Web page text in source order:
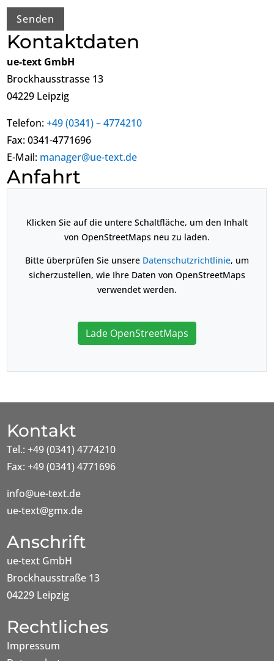
Kontaktdaten
ue-text GmbH
Brockhausstrasse 13
04229 Leipzig
Telefon:+49 (0341) – 4774210
Fax: 0341-4771696
E-Mail: manager@ue-text.de
Anfahrt
Klicken Sie auf die untere Schaltfläche, um den Inhalt
von OpenStreetMaps neu zu laden.
Bitte überprüfen Sie unsere Datenschutzrichtlinie, um
sicherzustellen, wie Ihre Daten von OpenStreetMaps
verwendet werden.
Lade OpenStreetMaps
Kontakt
Tel.: +49 (0341) 4774210
Fax: +49 (0341) 4771696
info@ue-text.de
ue-text@gmx.de
Anschrift
ue-text GmbH
Brockhausstraße 13
04229 Leipzig
Rechtliches
Impressum